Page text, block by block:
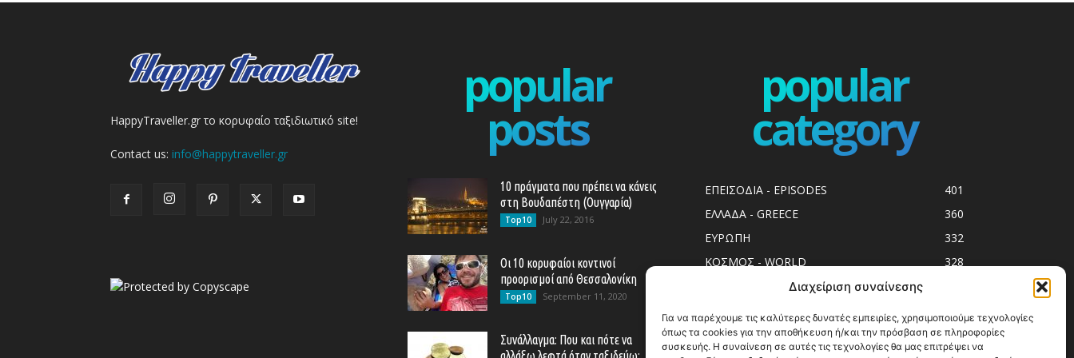
Διαχείριση συναίνεσης
Για να παρέχουμε τις καλύτερες δυνατές εμπειρίες, χρησιμοποιούμε τεχνολογίες
όπως τα cookies για την αποθήκευση ή/και την πρόσβαση σε πληροφορίες
συσκευής. Η συναίνεση σε αυτές τις τεχνολογίες θα μας επιτρέψει να
HappyTraveller.gr το κορυφαίο ταξιδιωτικό site!
Contact us: info@happytraveller.gr
popular
posts
10 πράγματα που πρέπει να κάνεις
στη Βουδαπέστη (Ουγγαρία)
Top10 July 22, 2016
Οι 10 κορυφαίοι κοντινοί
προορισμοί από Θεσσαλονίκη
Top10 September 11, 2020
Συνάλλαγμα: Που και πότε να
popular
category
ΕΠΕΙΣΟΔΙΑ - EPISODES
401
ΕΛΛΑΔΑ - GREECE
360
ΕΥΡΩΠΗ
332
ΚΟΣΜΟΣ - WORLD
328
Cool spots
293
Press Release
250